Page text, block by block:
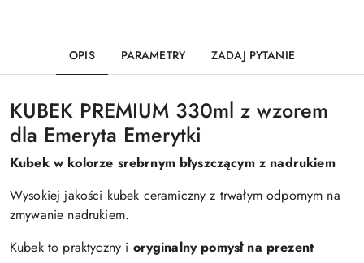
OPIS PARAMETRY ZADAJ PYTANIE
KUBEK PREMIUM 330ml z wzorem
dla Emeryta Emerytki
Kubek w kolorze srebrnym błyszczącym z nadrukiem
Wysokiej jakości kubek ceramiczny z trwałym odpornym na
zmywanie nadrukiem.
Kubek to praktyczny i oryginalny pomysł na prezent